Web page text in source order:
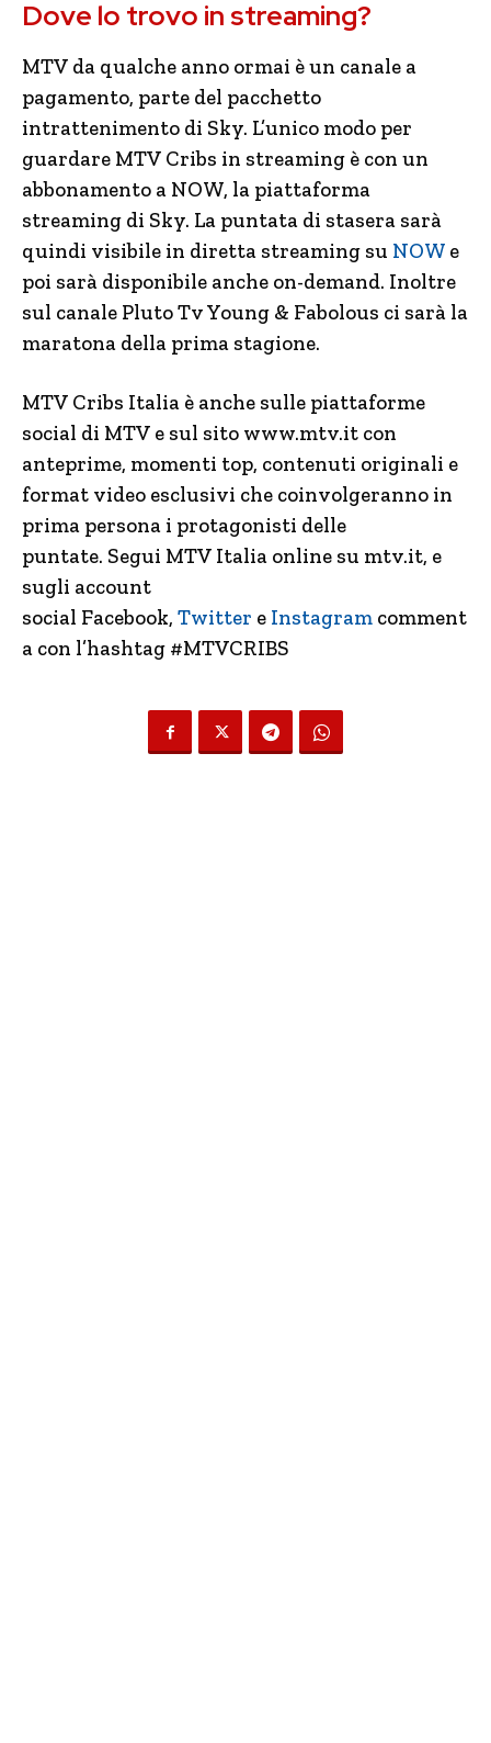
Dove lo trovo in streaming?
MTV da qualche anno ormai è un canale a
pagamento, parte del pacchetto
intrattenimento di Sky. L’unico modo per
guardare MTV Cribs in streaming è con un
abbonamento a NOW, la piattaforma
streaming di Sky. La puntata di stasera sarà
quindi visibile in diretta streaming su NOW e
poi sarà disponibile anche on-demand. Inoltre
sul canale Pluto Tv Young & Fabolous ci sarà la
maratona della prima stagione.
MTV Cribs Italia è anche sulle piattaforme
social di MTV e sul sito www.mtv.it con
anteprime, momenti top, contenuti originali e
format video esclusivi che coinvolgeranno in
prima persona i protagonisti delle
puntate. Segui MTV Italia online su mtv.it, e
sugli account
social Facebook, Twitter e Instagram comment
a con l’hashtag #MTVCRIBS